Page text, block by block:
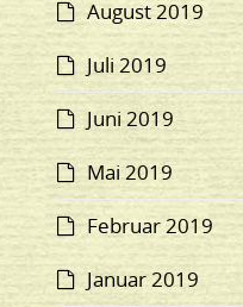
August 2019
Juli 2019
Juni 2019
Mai 2019
Februar 2019
Januar 2019